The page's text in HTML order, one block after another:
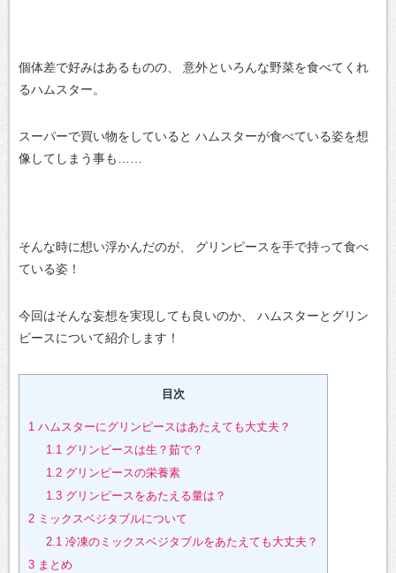
個体差で好みはあるものの、
意外といろんな野菜を食べてくれ
るハムスター。
スーパーで買い物をしていると ハムスターが食べている姿を想
像してしまう事も……
そんな時に想い浮かんだのが、
グリンピースを手で持って食べ
ている姿！
今回はそんな妄想を実現しても良いのか、
ハムスターとグリン
ピースについて紹介します！
目次
1 ハムスターにグリンピースはあたえても大丈夫？
1.1グリンピースは生？茹で？
1.2グリンピースの栄養素
1.3グリンピースをあたえる量は？
2 ミックスベジタブルについて
2.1冷凍のミックスベジタブルをあたえても大丈夫？
3 まとめ